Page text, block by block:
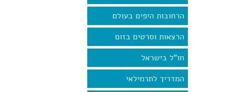
הרחובות היפים בעולם
הרצאות וסרטים בזום
חו"ל בישראל
המדריך לתרמילאי